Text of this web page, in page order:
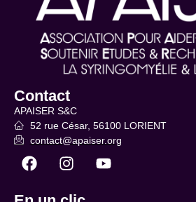
Contact
APAISER S&C
52 rue César, 56100 LORIENT
contact@apaiser.org